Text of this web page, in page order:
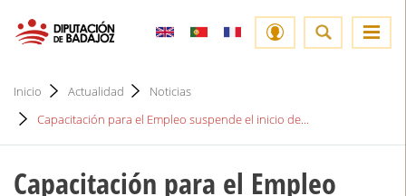
Inicio Actualidad
Noticias
Capacitación para el Empleo suspende el inicio de...
Capacitación para el Empleo